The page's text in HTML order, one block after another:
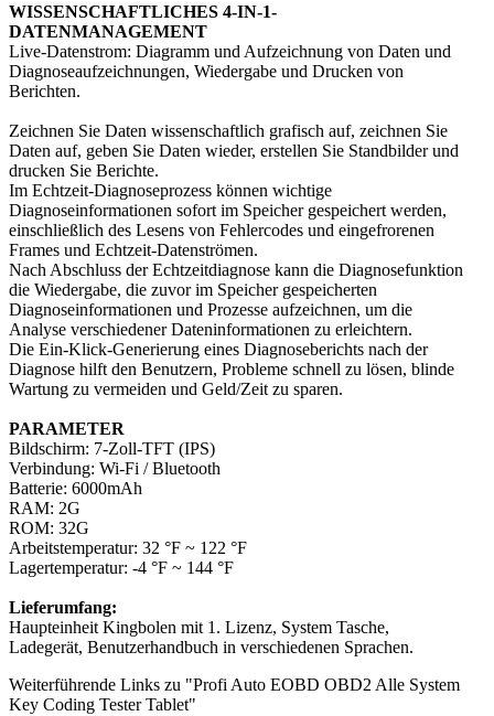
WISSENSCHAFTLICHES 4-IN-1-
DATENMANAGEMENT
Live-Datenstrom: Diagramm und Aufzeichnung von Daten und
Diagnoseaufzeichnungen, Wiedergabe und Drucken von
Berichten.
Zeichnen Sie Daten wissenschaftlich grafisch auf, zeichnen Sie
Daten auf, geben Sie Daten wieder, erstellen Sie Standbilder und
drucken Sie Berichte.
Im Echtzeit-Diagnoseprozess können wichtige
Diagnoseinformationen sofort im Speicher gespeichert werden,
einschließlich des Lesens von Fehlercodes und eingefrorenen
Frames und Echtzeit-Datenströmen.
Nach Abschluss der Echtzeitdiagnose kann die Diagnosefunktion
die Wiedergabe, die zuvor im Speicher gespeicherten
Diagnoseinformationen und Prozesse aufzeichnen, um die
Analyse verschiedener Dateninformationen zu erleichtern.
Die Ein-Klick-Generierung eines Diagnoseberichts nach der
Diagnose hilft den Benutzern, Probleme schnell zu lösen, blinde
Wartung zu vermeiden und Geld/Zeit zu sparen.
PARAMETER
Bildschirm: 7-Zoll-TFT (IPS)
Verbindung: Wi-Fi / Bluetooth
Batterie: 6000mAh
RAM: 2G
ROM: 32G
Arbeitstemperatur: 32 °F ~ 122 °F
Lagertemperatur: -4 °F ~ 144 °F
Lieferumfang:
Haupteinheit Kingbolen mit 1. Lizenz, System Tasche,
Ladegerät, Benutzerhandbuch in verschiedenen Sprachen.
Weiterführende Links zu "Profi Auto EOBD OBD2 Alle System
Key Coding Tester Tablet"